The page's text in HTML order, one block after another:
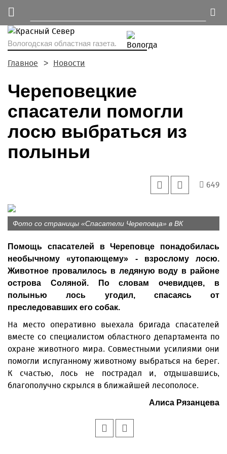
Вологодская областная газета.
Главное Новости
Череповецкие
спасатели помогли
лосю выбраться из
полыньи
649
Фото со страницы «Спасатели Череповца» в ВК
Помощь спасателей в Череповце понадобилась
необычному «утопающему» - взрослому лосю.
Животное провалилось в ледяную воду в районе
острова Соляной. По словам очевидцев, в
полынью лось угодил, спасаясь от
преследовавших его собак.
На место оперативно выехала бригада спасателей
вместе со специалистом областного департамента по
охране животного мира. Совместными усилиями они
помогли испуганному животному выбраться на берег.
К счастью, лось не пострадал и, отдышавшись,
благополучно скрылся в ближайшей лесополосе.
Алиса Рязанцева